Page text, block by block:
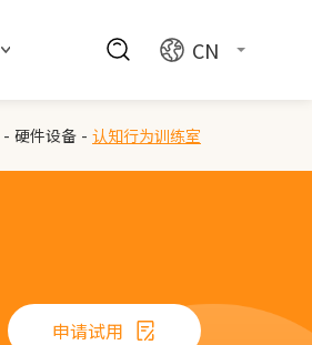
CN
- 硬件设备 - 认知行为训练室
申请试用